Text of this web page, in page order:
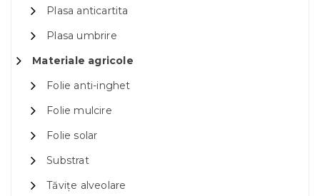
Plasa anticartita
Plasa umbrire
Materiale agricole
Folie anti-inghet
Folie mulcire
Folie solar
Substrat
Tăvițe alveolare